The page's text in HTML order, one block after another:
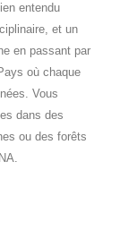
entendu
et un
en passant par
où chaque
Vous
dans des
ou des forêts